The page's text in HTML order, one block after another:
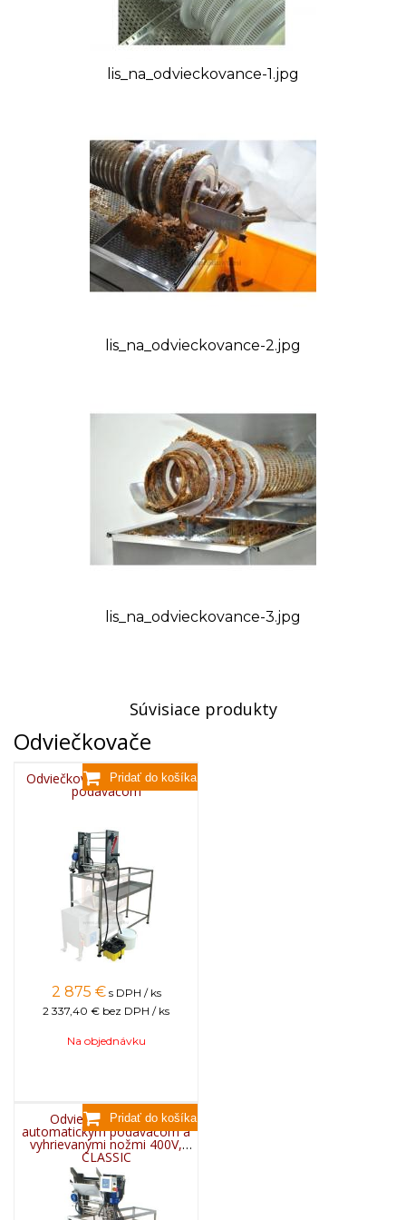
Regulované otáčky motora: max 9 ot/min
Výstupný guľový ventil 5/4”
Orientačná hmotnosť: 86,300 kg
Tovar, ktorý nie je uvádzaný ako tovar skladom,
termíne Vás budeme informovať.
lis_na_odvieckovance-1.jpg
lis_na_odvieckovance-2.jpg
lis_na_odvieckovance-3.jpg
Súvisiace produkty
Odviečkovače
Odviečkovací stôl s ručným
podávačom
2 875 € s DPH / ks
2 337,40 € bez DPH / ks
Na objednávku
Odviečkovací stôl s
automatickým podávačom a
vyhrievanými nožmi 400V,
CLASSIC